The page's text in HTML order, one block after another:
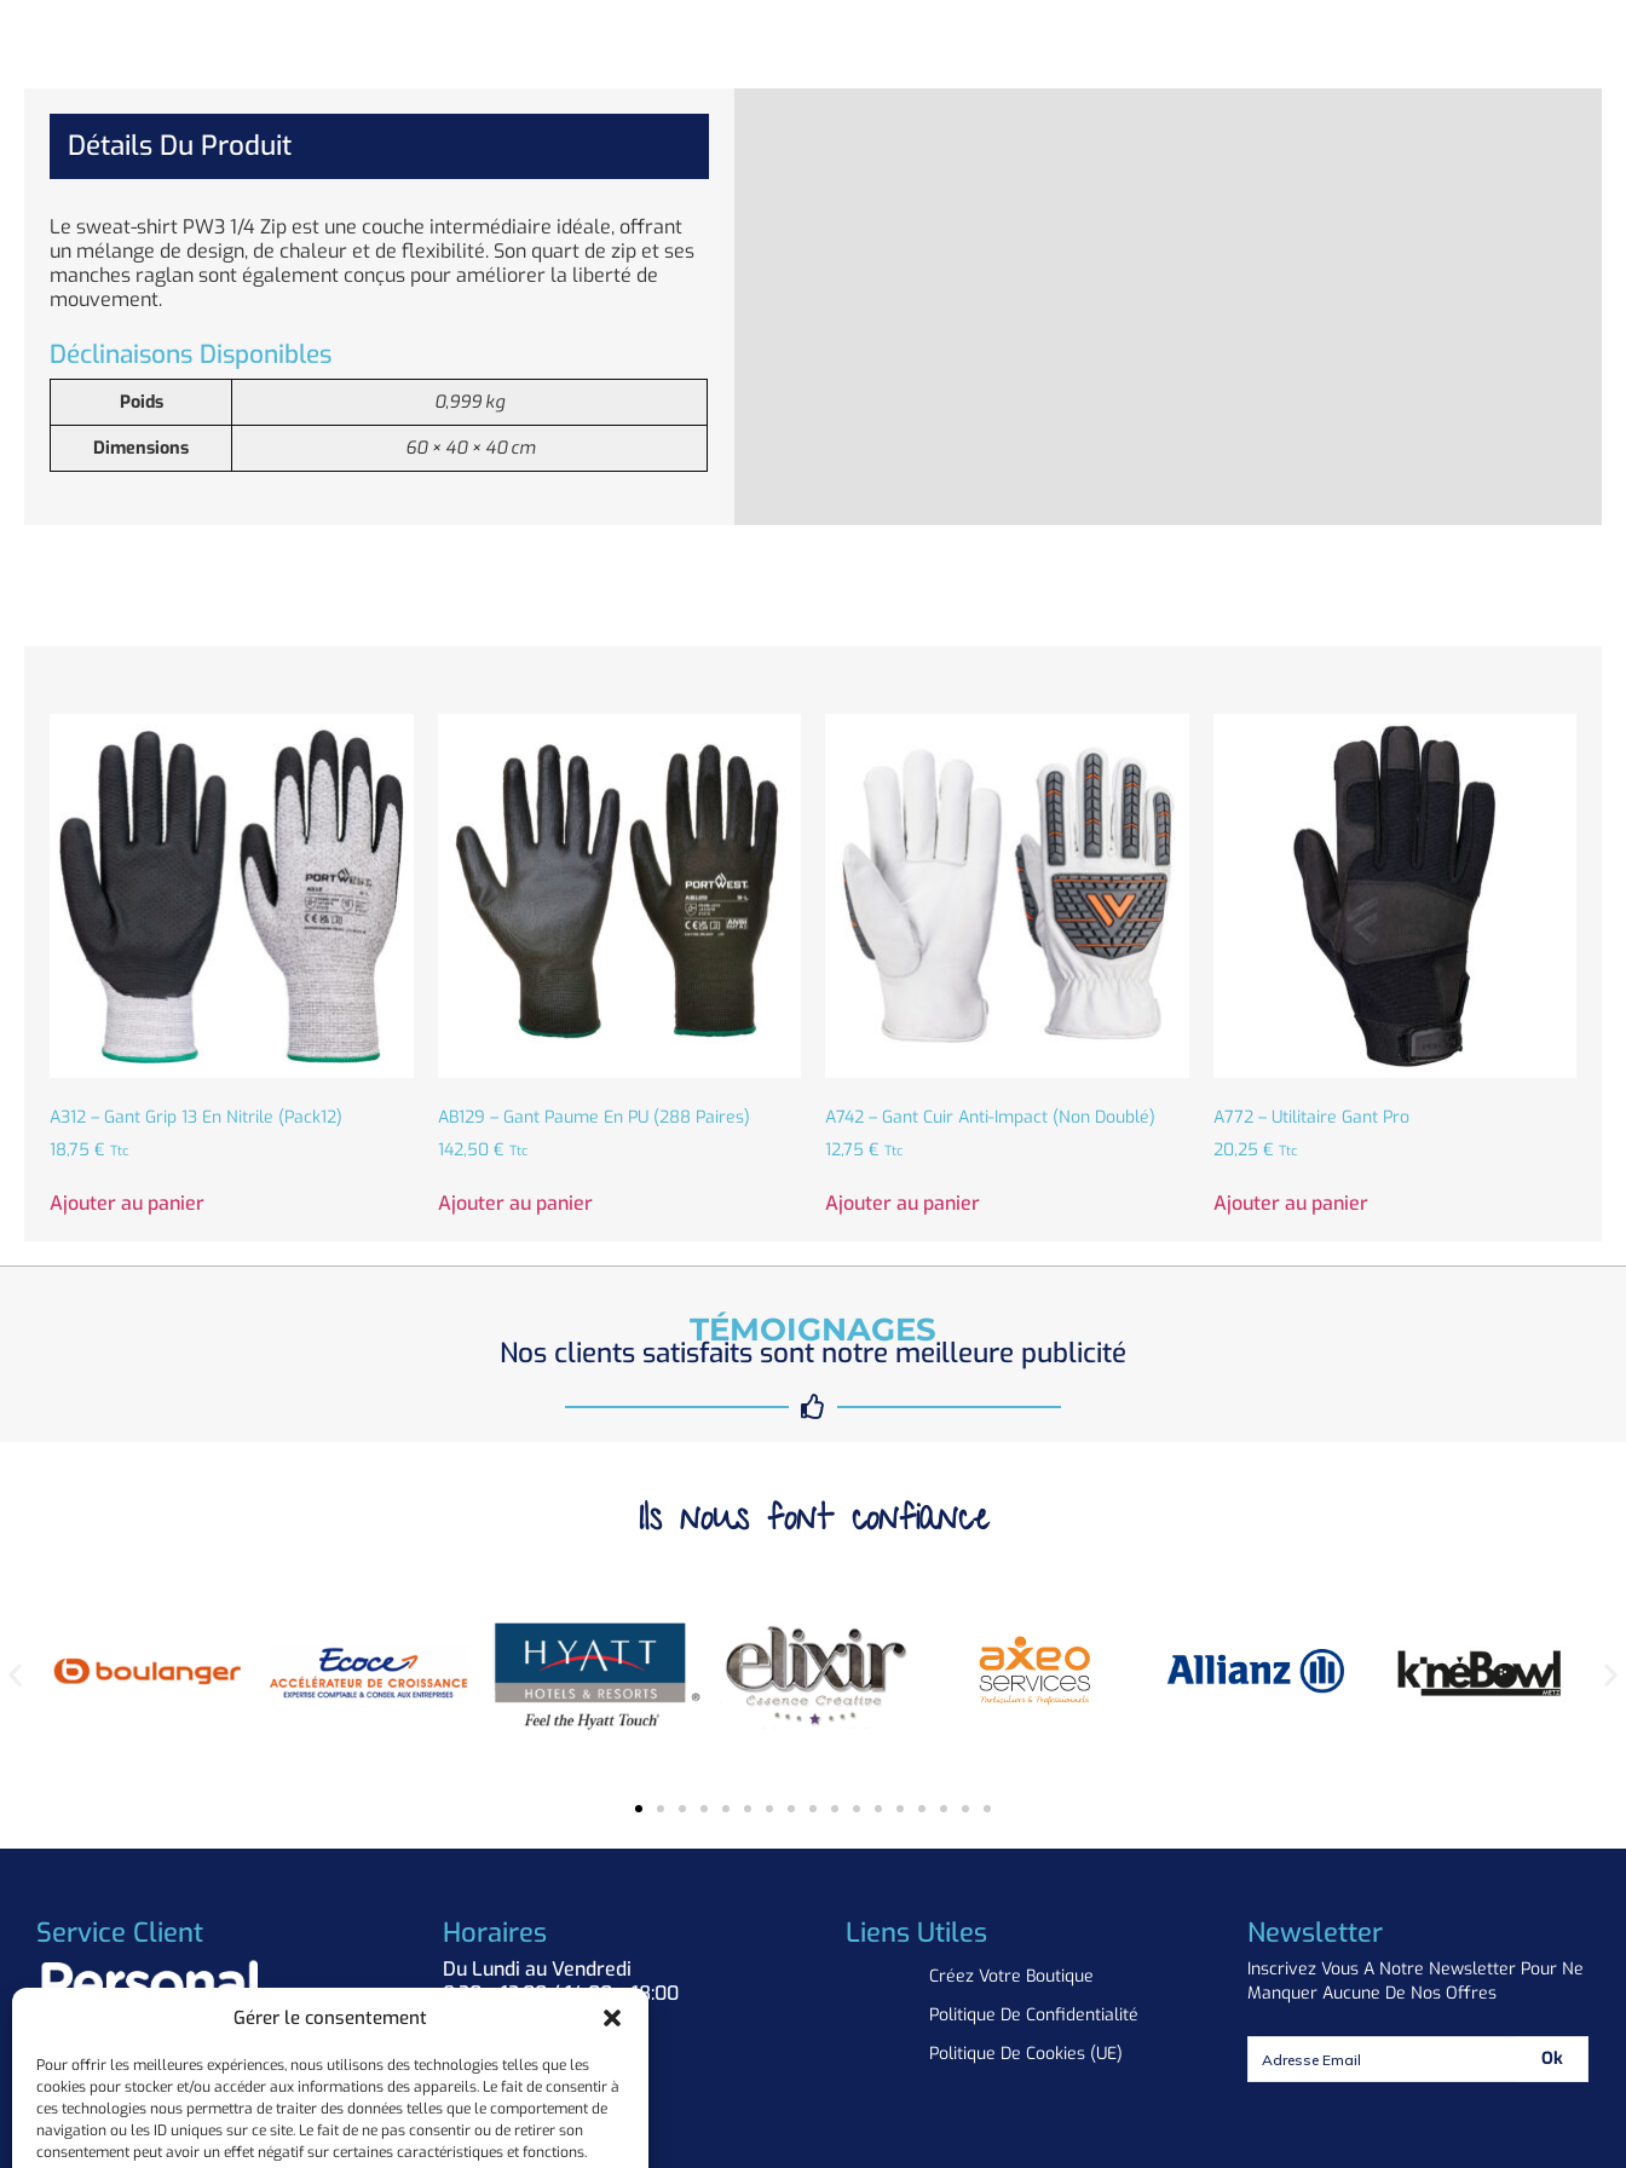
Gérer le consentement
Pour offrir les meilleures expériences, nous utilisons des technologies telles que les
cookies pour stocker et/ou accéder aux informations des appareils. Le fait de consentir à
ces technologies nous permettra de traiter des données telles que le comportement de
navigation ou les ID uniques sur ce site. Le fait de ne pas consentir ou de retirer son
consentement peut avoir un effet négatif sur certaines caractéristiques et fonctions.
Détails Du Produit
Le sweat-shirt PW3 1/4 Zip est une couche intermédiaire idéale, offrant
un mélange de design, de chaleur et de flexibilité. Son quart de zip et ses
manches raglan sont également conçus pour améliorer la liberté de
mouvement.
Déclinaisons Disponibles
Poids
0,999 kg
Dimensions
60 × 40 × 40 cm
A312 – Gant Grip 13 En Nitrile (Pack12)
18,75 € Ttc
Ajouter au panier
AB129 – Gant Paume En PU (288 Paires)
142,50 € Ttc
Ajouter au panier
A742 – Gant Cuir Anti-Impact (non Doublé)
12,75 € Ttc
Ajouter au panier
A772 – Utilitaire Gant Pro
20,25 € Ttc
Ajouter au panier
TÉMOIGNAGES
Nos clients satisfaits sont notre meilleure publicité
Ils nous font confiance
Service Client
+33 (0)3.57.84.37.63
contact@personalflocker.com
10 ZAC Mermoz, 57155 Marly
Horaires
Du Lundi au Vendredi
8:30 – 12:00 / 14:00 – 18:00
Liens Utiles
Créez Votre Boutique
Politique De Confidentialité
Politique De Cookies (UE)
Newsletter
Inscrivez Vous A Notre Newsletter Pour Ne
Manquer Aucune De Nos Offres
Ok